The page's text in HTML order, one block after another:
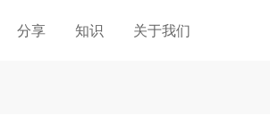
分享 知识 关于我们